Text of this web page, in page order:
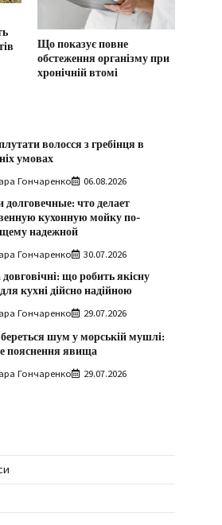
Що показує повне
обстеження організму при
хронічній втомі
волосся з гребінця в
умовах
Гончаренко 06.08.2026
долговечные: что делает
кухонную мойку по-
надежной
Гончаренко 30.07.2026
довговічні: що робить якісну
кухні дійсно надійною
Гончаренко 29.07.2026
шум у морській мушлі:
пояснення явища
Гончаренко 29.07.2026